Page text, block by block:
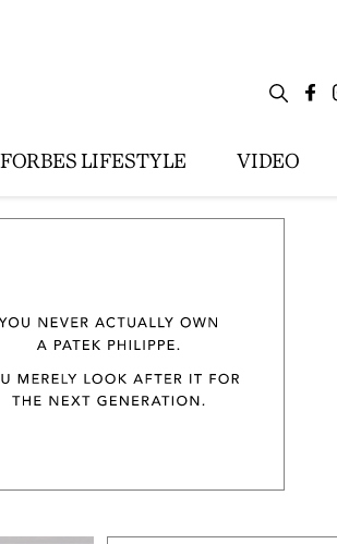
FORBES LIFESTYLE VIDEO